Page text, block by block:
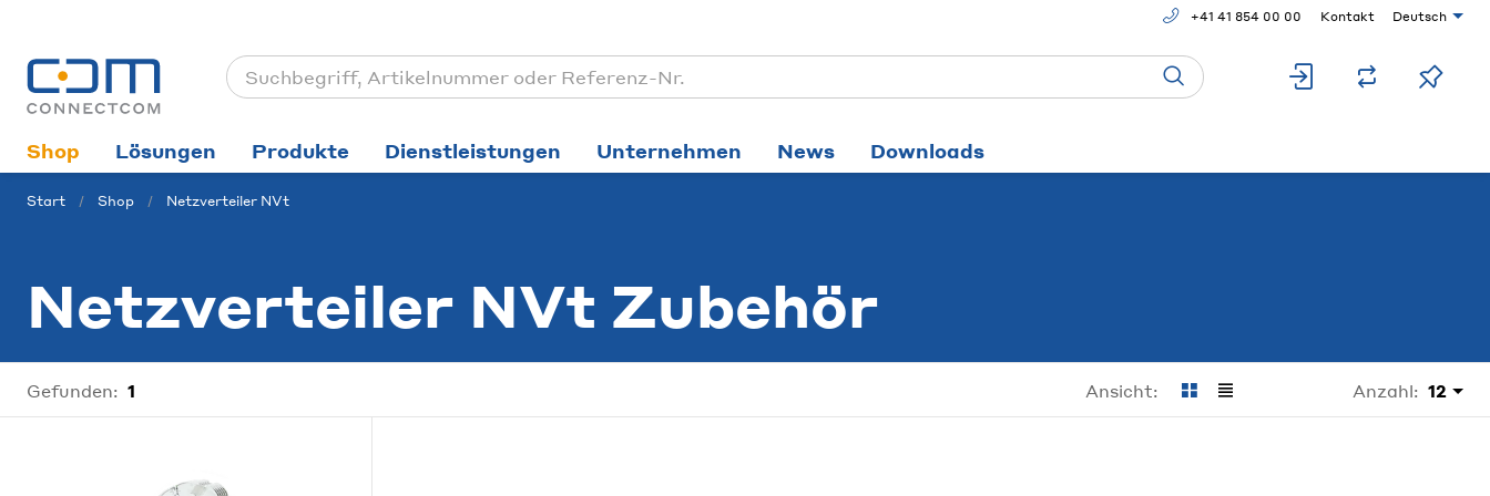
+41 41 854 00 00 Kontakt Deutsch
Shop Lösungen Produkte Dienstleistungen Unternehmen News Downloads
Start Shop Netzverteiler NVt
Netzverteiler NVt Zubehör
Gefunden: 1 Ansicht: Anzahl: 12